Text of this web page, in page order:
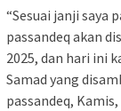
“Sesuai janji saya
passandeq akan
2025, dan hari ini
Samad yang
passandeq,